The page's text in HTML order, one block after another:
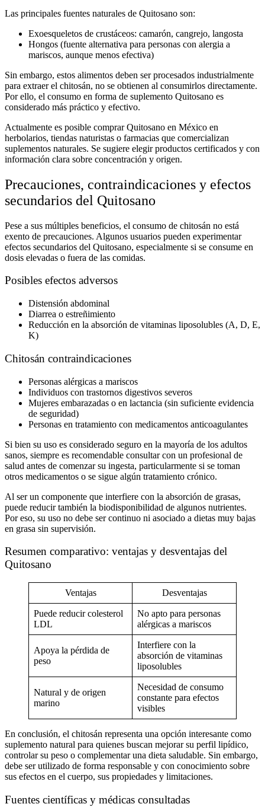
Las principales fuentes naturales de Quitosano son:
Exoesqueletos de crustáceos: camarón, cangrejo, langosta
Hongos (fuente alternativa para personas con alergia a
mariscos, aunque menos efectiva)
Sin embargo, estos alimentos deben ser procesados industrialmente
para extraer el chitosán, no se obtienen al consumirlos directamente.
Por ello, el consumo en forma de suplemento Quitosano es
considerado más práctico y efectivo.
Actualmente es posible comprar Quitosano en México en
herbolarios, tiendas naturistas o farmacias que comercializan
suplementos naturales. Se sugiere elegir productos certificados y con
información clara sobre concentración y origen.
Precauciones, contraindicaciones y efectos
secundarios del Quitosano
Pese a sus múltiples beneficios, el consumo de chitosán no está
exento de precauciones. Algunos usuarios pueden experimentar
efectos secundarios del Quitosano, especialmente si se consume en
dosis elevadas o fuera de las comidas.
Posibles efectos adversos
Distensión abdominal
Diarrea o estreñimiento
Reducción en la absorción de vitaminas liposolubles (A, D, E,
K)
Chitosán contraindicaciones
Personas alérgicas a mariscos
Individuos con trastornos digestivos severos
Mujeres embarazadas o en lactancia (sin suficiente evidencia
de seguridad)
Personas en tratamiento con medicamentos anticoagulantes
Si bien su uso es considerado seguro en la mayoría de los adultos
sanos, siempre es recomendable consultar con un profesional de
salud antes de comenzar su ingesta, particularmente si se toman
otros medicamentos o se sigue algún tratamiento crónico.
Al ser un componente que interfiere con la absorción de grasas,
puede reducir también la biodisponibilidad de algunos nutrientes.
Por eso, su uso no debe ser continuo ni asociado a dietas muy bajas
en grasa sin supervisión.
Resumen comparativo: ventajas y desventajas del
Quitosano
Ventajas Desventajas
Puede reducir colesterol
LDL
No apto para personas
alérgicas a mariscos
Apoya la pérdida de
peso
Interfiere con la
absorción de vitaminas
liposolubles
Natural y de origen
marino
Necesidad de consumo
constante para efectos
visibles
En conclusión, el chitosán representa una opción interesante como
suplemento natural para quienes buscan mejorar su perfil lipídico,
controlar su peso o complementar una dieta saludable. Sin embargo,
debe ser utilizado de forma responsable y con conocimiento sobre
sus efectos en el cuerpo, sus propiedades y limitaciones.
Fuentes científicas y médicas consultadas